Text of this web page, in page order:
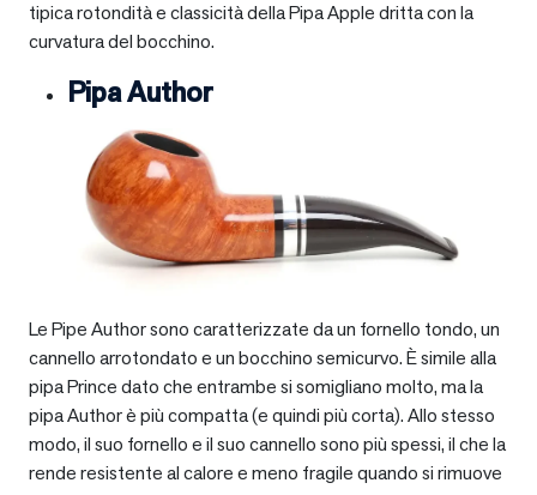
tipica rotondità e classicità della Pipa Apple dritta con la
curvatura del bocchino.
Pipa Author
Le Pipe Author sono caratterizzate da un fornello tondo, un
cannello arrotondato e un bocchino semicurvo. È simile alla
pipa Prince dato che entrambe si somigliano molto, ma la
pipa Author è più compatta (e quindi più corta). Allo stesso
modo, il suo fornello e il suo cannello sono più spessi, il che la
rende resistente al calore e meno fragile quando si rimuove